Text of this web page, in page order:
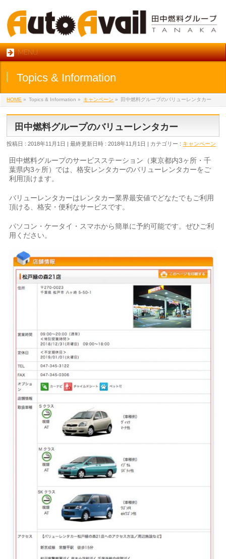
MENU
Topics & Information
HOME » Topics & Information » キャンペーン » 田中燃料グループのバリューレンタカー
田中燃料グループのバリューレンタカー
投稿日 : 2018年11月1日 最終更新日時 : 2018年11月1日 カテゴリー : キャンペーン
田中燃料グループのサービスステーション（東京都内3ヶ所・千
葉県内3ヶ所）では、格安レンタカーのバリューレンタカーをご
利用頂けます。
バリューレンタカーはレンタカー業界最安値でどなたでもご利用
頂ける、格安・便利なサービスです。
パソコン・ケータイ・スマホから簡単に予約可能です。ぜひご利
用ください。